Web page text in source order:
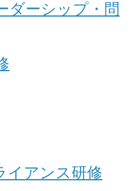
ダーシップ・問
イアンス研修